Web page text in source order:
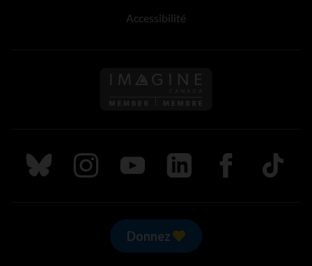
Accessibilité
Suivez nous sur Bluesky
Suivez nous sur Instagram
Suivez nous sur Youtube
Suivez nous sur LinkedIn
Suivez nous sur
TikTok
Donnez